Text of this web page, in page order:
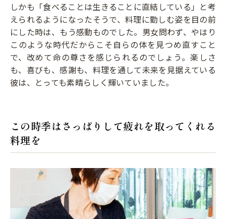
しかも「食べることは生きることに直結している」と考
えられるようになったそうで、料理に勤しむ姿を目の前
にした時は、もう感動ものでした。男女問わず、やはり
このような時代だからこそ自らの体を見つめ直すこと
で、改めて命の尊さを感じられるのでしょう。楽しさ
も、喜びも、感謝も、料理を通して未来を見据えている
彼は、とっても素晴らしく輝いていました。
この時季はさっぱりして疲れを取ってくれる
料理を